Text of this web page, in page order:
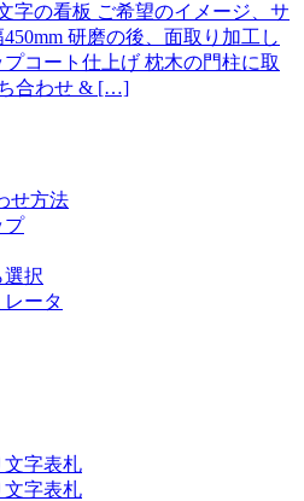
字の看板 ご希望のイメージ、サ
研磨の後、面取り加工し
コート仕上げ 枕木の門柱に取
合わせ & […]
せ方法
プ
選択
ータ
文字表札
文字表札